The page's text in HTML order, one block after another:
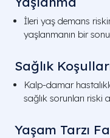
İleri yaş demans
yaşlanmanın bir
Sağlık
Kalp-damar
sağlık sorunları riski
Yaşam Tarzı